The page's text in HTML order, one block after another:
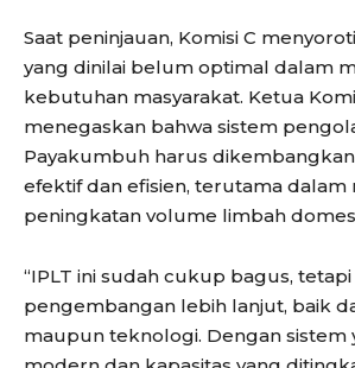
Saat peninjauan, Komisi C
yang dinilai belum optimal dalam
kebutuhan masyarakat. Ketua
menegaskan bahwa sistem
Payakumbuh harus
efektif dan efisien, terutama dalam
peningkatan volume limbah
“IPLT ini sudah cukup bagus,
pengembangan lebih lanjut, baik
maupun teknologi. Dengan sistem